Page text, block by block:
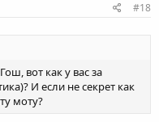
#18
вот как у вас за
И если не секрет как
моту?